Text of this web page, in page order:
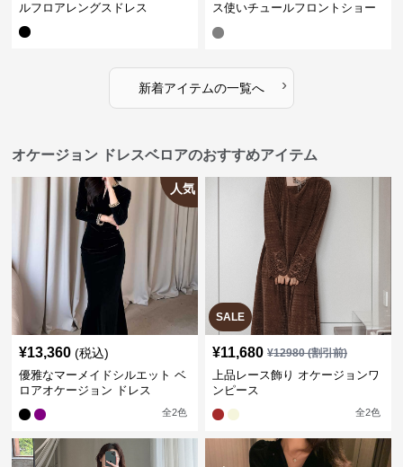
ルフロアレングスドレス
ス使いチュールフロントショー
新着アイテムの一覧へ ›
オケージョン ドレスベロアのおすすめアイテム
人気
¥13,360 (税込)
優雅なマーメイドシルエット ベ
ロアオケージョン ドレス
全2色
SALE
¥11,680 ¥12980(割引前)
上品レース飾り オケージョンワ
ンピース
全2色